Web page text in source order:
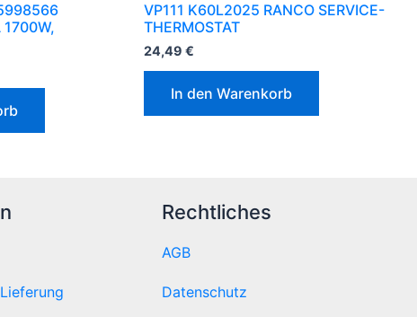
1700W,
VP111 K60L2025 RANCO SERVICE-
THERMOSTAT
24,49 €
In den Warenkorb
Rechtliches
AGB
Datenschutz